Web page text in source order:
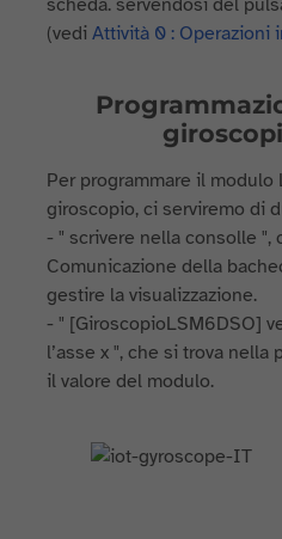
scheda. servendosi del
(vediAttività 0 : Operazioni
Per programmare il
giroscopio, ci serviremo di
- " scrivere nella consolle ",
Comunicazione della
gestire la visualizzazione.
- " [GiroscopioLSM6DSO]
l’asse x ", che si trova nella
il valore del modulo.